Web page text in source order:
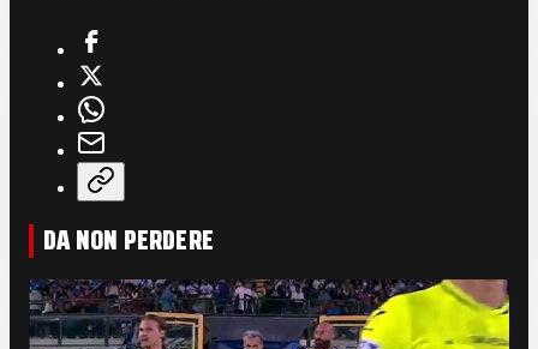
DA NON PERDERE